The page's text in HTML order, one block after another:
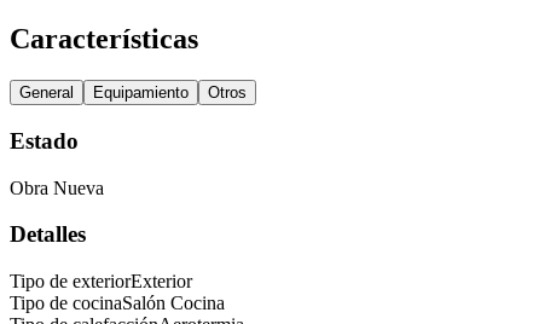
Características
General Equipamiento Otros
Estado
Obra Nueva
Detalles
Tipo de exteriorExterior
Tipo de cocinaSalón Cocina